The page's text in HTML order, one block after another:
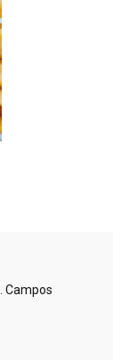
Campos